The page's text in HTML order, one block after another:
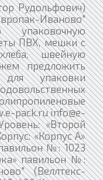
Рудольфович)
Иваново"
упаковочную
ПВХ, мешки с
швейную
предложить
для упаковки
pack.ru info@e-
«Второй
«Корпус А»
№: 1023
павильон №:
(Веллтекс-